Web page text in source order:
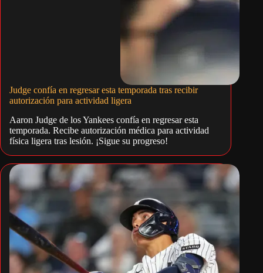
Judge confía en regresar esta temporada tras recibir
autorización para actividad ligera
Aaron Judge de los Yankees confía en regresar esta
temporada. Recibe autorización médica para actividad
física ligera tras lesión. ¡Sigue su progreso!